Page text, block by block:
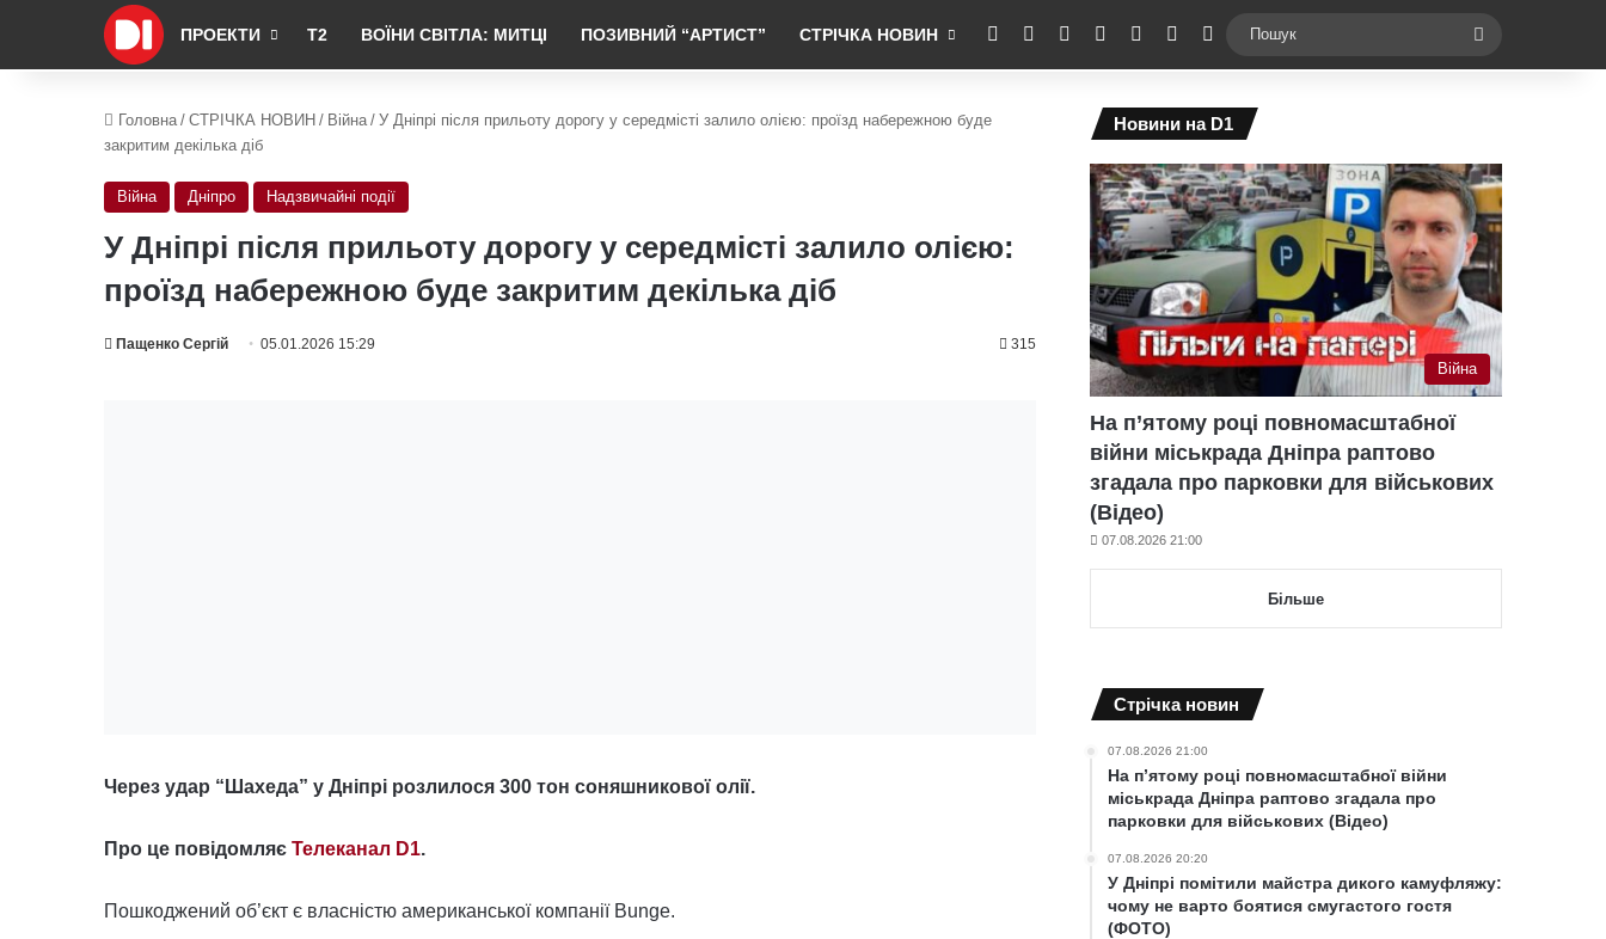
ПРОЕКТИ Т2 ВОЇНИ СВІТЛА: МИТЦІ ПОЗИВНИЙ “АРТИСТ” СТРІЧКА НОВИН RSS Facebook YouTubeInstagramTelegramSwitch skin
Головна / СТРІЧКА НОВИН / Війна / У Дніпрі після прильоту дорогу у середмісті залило олією: проїзд набережною буде
закритим декілька діб
Війна Дніпро Надзвичайні події
У Дніпрі після прильоту дорогу у середмісті залило олією:
проїзд набережною буде закритим декілька діб
Пащенко Сергій 05.01.2026 15:29 315
Через удар “Шахеда” у Дніпрі розлилося 300 тон соняшникової олії.
Про це повідомляє Телеканал D1.
Пошкоджений об’єкт є власністю американської компанії Bunge.
Новини на D1
Війна
На п’ятому році повномасштабної
війни міськрада Дніпра раптово
згадала про парковки для військових
(Відео)
07.08.2026 21:00
Більше
Cтрічка новин
07.08.2026 21:00
На п’ятому році повномасштабної війни
міськрада Дніпра раптово згадала про
парковки для військових (Відео)
07.08.2026 20:20
У Дніпрі помітили майстра дикого камуфляжу:
чому не варто боятися смугастого гостя
(ФОТО)